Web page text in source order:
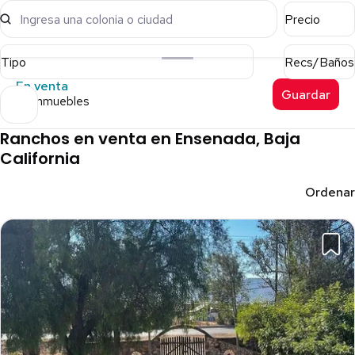
Ingresa una colonia o ciudad Precio
Tipo
Recs/Baños
En venta
40 inmuebles Guardar
Ranchos en venta en Ensenada, Baja
California
Ordenar